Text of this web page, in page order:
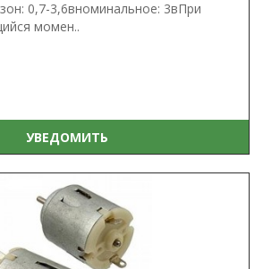
0,7-3,6вноминальное: 3вПри
момен..
УВЕДОМИТЬ